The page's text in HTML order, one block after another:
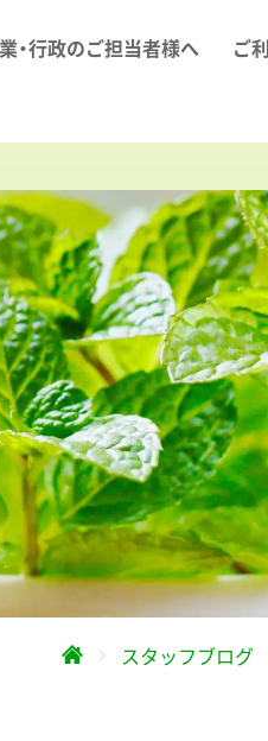
・行政のご担当者様へ ご
スタッフブログ